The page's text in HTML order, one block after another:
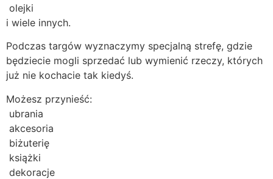
olejki
i wiele innych.
Podczas targów wyznaczymy specjalną strefę, gdzie
będziecie mogli sprzedać lub wymienić rzeczy, których
już nie kochacie tak kiedyś.
Możesz przynieść:
ubrania
akcesoria
biżuterię
książki
dekoracje